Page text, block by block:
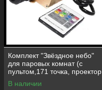
Комплект "Звёздное небо"
для паровых комнат (с
пультом,171 точка, проектор
16W, эффект смены и
фиксации цвета)
В наличии